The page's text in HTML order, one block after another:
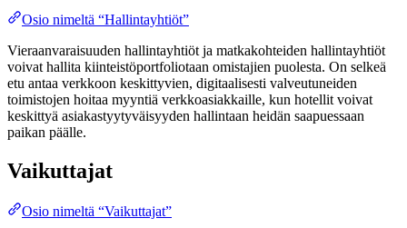
Osio nimeltä “Hallintayhtiöt”
Vieraanvaraisuuden hallintayhtiöt ja matkakohteiden hallintayhtiöt
voivat hallita kiinteistöportfoliotaan omistajien puolesta. On selkeä
etu antaa verkkoon keskittyvien, digitaalisesti valveutuneiden
toimistojen hoitaa myyntiä verkkoasiakkaille, kun hotellit voivat
keskittyä asiakastyytyväisyyden hallintaan heidän saapuessaan
paikan päälle.
Vaikuttajat
Osio nimeltä “Vaikuttajat”